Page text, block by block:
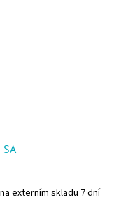
externím skladu 7 dní